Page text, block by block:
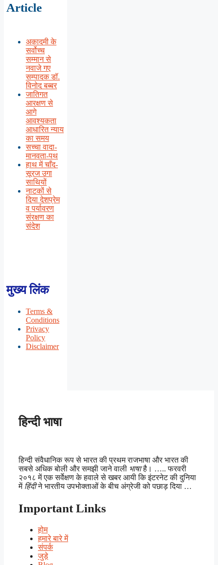
Article
अकादमी के
सर्वोच्च
सम्मान से
नवाजे गए
सम्पादक डॉ.
विनोद बब्बर
जातिगत
आरक्षण से
आगे
आवश्यकता
आधारित न्याय
का समय
सच्चा वादा-
मानवता-पथ
हाथ में चाँद-
सूरज उगा
साथियों
नाटकों से
दिया देशप्रेम
व पर्यावरण
संरक्षण का
संदेश
मुख्य लिंक
Terms &
Conditions
Privacy
Policy
Disclaimer
हिन्दी भाषा
हिन्दी संवैधानिक रूप से भारत की प्रथम राजभाषा और भारत की
सबसे अधिक बोली और समझी जाने वाली भाषाहै। ….. फरवरी
२०१८ में एक सर्वेक्षण के हवाले से खबर आयी कि इंटरनेट की दुनिया
में हिंदीने भारतीय उपभोक्ताओं के बीच अंग्रेजी को पछाड़ दिया …
Important Links
होम
हमारे बारे में
संपर्क
जुड़े